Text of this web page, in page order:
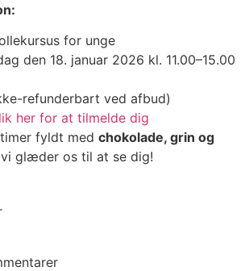
for unge
den 18. januar 2026 kl. 11.00–15.00
refunderbart ved afbud)
her for at tilmelde dig
fyldt med chokolade, grin og
glæder os til at se dig!